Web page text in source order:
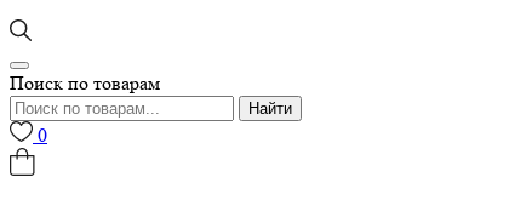
Поиск по товарам
Найти
0